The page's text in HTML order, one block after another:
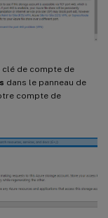
clé de compte de
dans le panneau de
compte de